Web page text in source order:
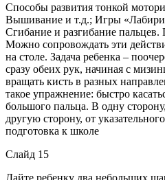
Способы развития тонкой
Вышивание и т.д.; Игры
Сгибание и разгибание
Можно сопровождать эти
на столе. Задача ребенка –
сразу обеих рук, начиная с
вращать кисть в разных
такое упражнение: быстро
большого пальца. В одну
другую сторону, от
подготовка к школе
Слайд 15
Дайте ребенку два небольших